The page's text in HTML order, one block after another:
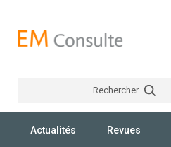
Rechercher
Actualités Revues